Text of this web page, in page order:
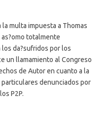
multa impuesta a Thomas
as?omo totalmente
da?sufridos por los
un llamamiento al Congreso
de Autor en cuanto a la
denunciados por
P2P.